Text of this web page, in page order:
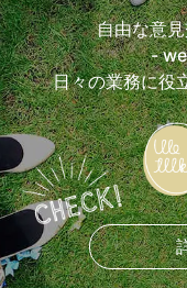
自由な意
-
日々の業務に役